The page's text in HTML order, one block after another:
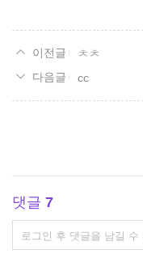
ㅊㅊ
cc
댓글 7
댓
글